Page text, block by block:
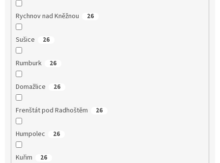
Rychnov nad Kněžnou 26
Sušice 26
Rumburk 26
Domažlice 26
Frenštát pod Radhoštěm 26
Humpolec 26
Kuřim 26